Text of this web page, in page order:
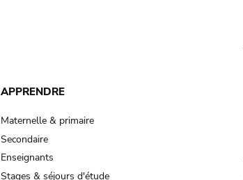
APPRENDRE
Maternelle & primaire
Secondaire
Enseignants
Stages & séjours d'étude